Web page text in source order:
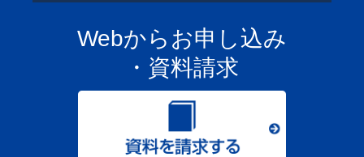
Webからお申し込み
・資料請求